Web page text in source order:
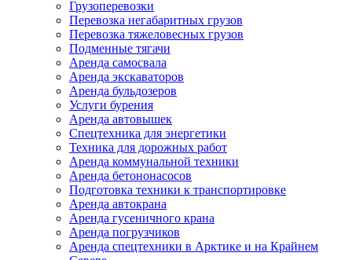
Грузоперевозки
Перевозка негабаритных грузов
Перевозка тяжеловесных грузов
Подменные тягачи
Аренда самосвала
Аренда экскаваторов
Аренда бульдозеров
Услуги бурения
Аренда автовышек
Спецтехника для энергетики
Техника для дорожных работ
Аренда коммунальной техники
Аренда бетононасосов
Подготовка техники к транспортировке
Аренда автокрана
Аренда гусеничного крана
Аренда погрузчиков
Аренда спецтехники в Арктике и на Крайнем